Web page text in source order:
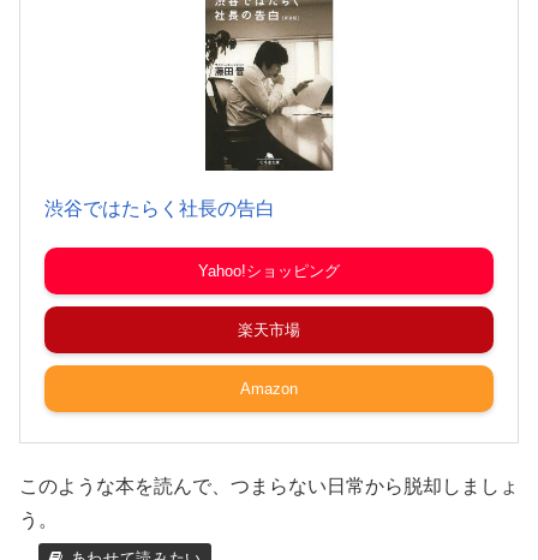
渋谷ではたらく社長の告白
Yahoo!ショッピング
楽天市場
Amazon
このような本を読んで、つまらない日常から脱却しましょ
う。